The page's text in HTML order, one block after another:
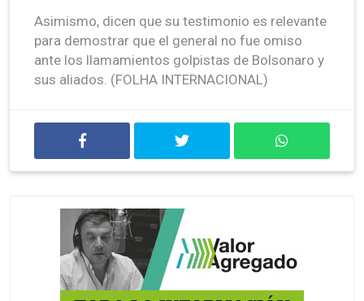
Asimismo, dicen que su testimonio es relevante
para demostrar que el general no fue omiso
ante los llamamientos golpistas de Bolsonaro y
sus aliados. (FOLHA INTERNACIONAL)